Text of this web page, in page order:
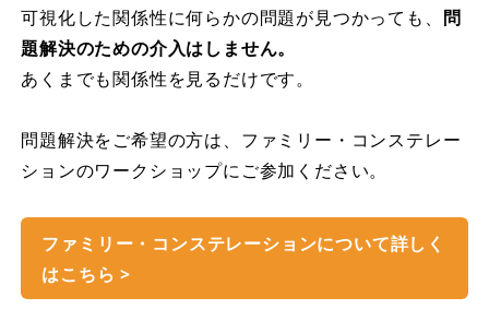
可視化した関係性に何らかの問題が見つかっても、 問
題解決のための介入はしません。
あくまでも関係性を見るだけです。
問題解決をご希望の方は、ファミリー・コンステレー
ションのワークショップにご参加ください。
ファミリー・コンステレーションについて詳しく
はこちら >